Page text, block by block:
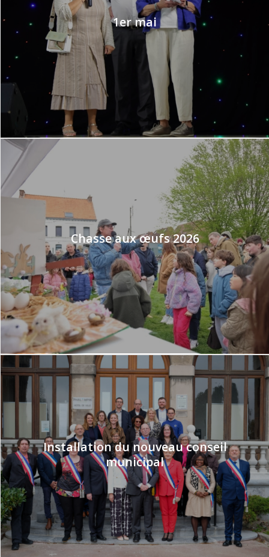
1er mai
Chasse aux œufs 2026
Installation du nouveau conseil
municipal